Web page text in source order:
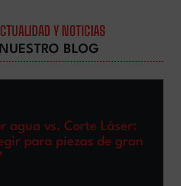
Y NOTICIAS
NUESTRO BLOG
agua vs. Corte Láser:
para piezas de gran